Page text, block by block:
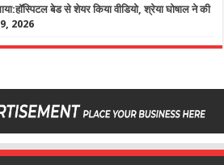
बेड से शेयर किया वीडियो, श्रेया घोषाल ने की
2026